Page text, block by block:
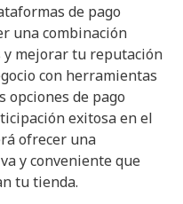
de pago
una combinación
mejorar tu reputación
con herramientas
de pago
exitosa en el
ofrecer una
y conveniente que
tu tienda.